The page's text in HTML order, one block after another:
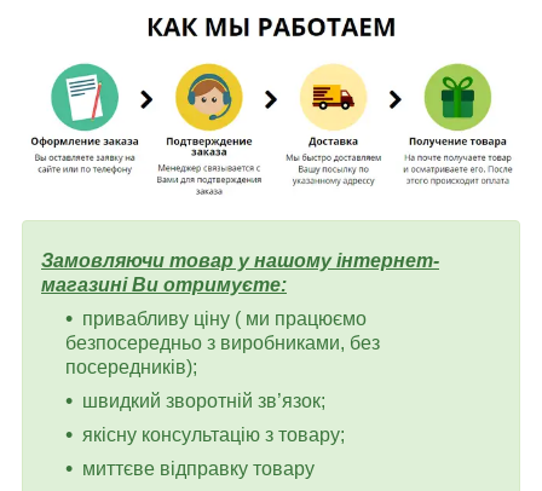
Замовляючи товар у нашому інтернет-
магазині Ви отримуєте:
привабливу ціну ( ми працюємо
безпосередньо з виробниками, без
посередників);
швидкий зворотній зв’язок;
якісну консультацію з товару;
миттєве відправку товару